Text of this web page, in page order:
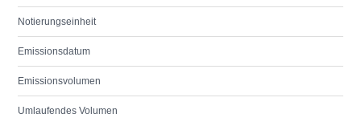
Notierungseinheit
Emissionsdatum
Emissionsvolumen
Umlaufendes Volumen